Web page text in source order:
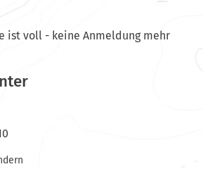
ist voll - keine Anmeldung mehr